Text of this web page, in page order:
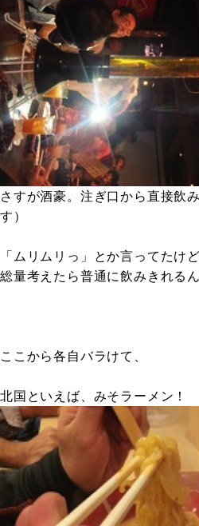
さすが酒豪。注ぎ口から直接飲
す）
「ムリムリっ」とか言ってたけど
総量考えたら普通に飲みきれる
ここから各自バラけて、
北国といえば、みそラーメン！